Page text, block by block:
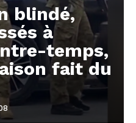
blindé,
à
temps,
fait du